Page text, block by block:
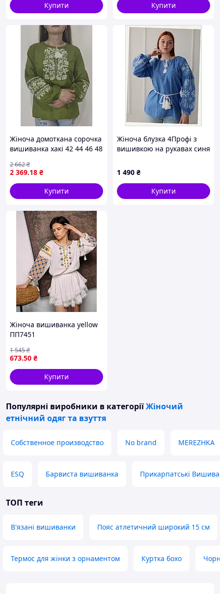
Купити
Купити
Жіноча домоткана сорочка
вишиванка хакі 42 44 46 48
2 369.18 ₴
2 662₴
Купити
Жіноча блузка 4Профі з
вишивкою на рукавах синя
1 490 ₴
Купити
Жіноча вишиванка yellow
ПП7451
673.50 ₴
1 545₴
Купити
Популярні виробники в категоріїЖіночий
етнічний одяг та взуття
Собственное производство No brand MEREZHKA
ESQ Барвиста вишиванка Прикарпатські
ТОП теги
В'язані вишиванки Пояс атлетичний широкий 15 см
Термос для жінки з орнаментом Куртка бохо